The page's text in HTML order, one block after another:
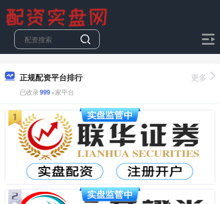
正规配资平台排行
已收录999+家平台
更多